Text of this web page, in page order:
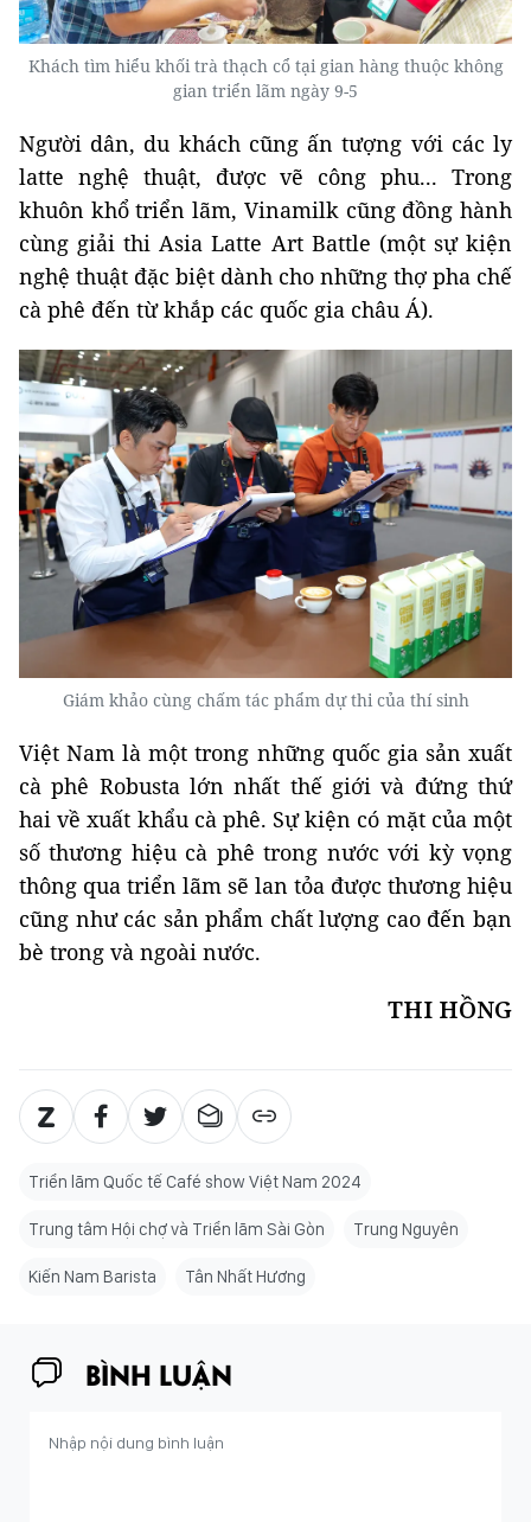
Khách tìm hiểu khối trà thạch cổ tại gian hàng thuộc không
gian triển lãm ngày 9-5
Người dân, du khách cũng ấn tượng với các ly
latte nghệ thuật, được vẽ công phu... Trong
khuôn khổ triển lãm, Vinamilk cũng đồng hành
cùng giải thi Asia Latte Art Battle (một sự kiện
nghệ thuật đặc biệt dành cho những thợ pha chế
cà phê đến từ khắp các quốc gia châu Á).
Giám khảo cùng chấm tác phẩm dự thi của thí sinh
Việt Nam là một trong những quốc gia sản xuất
cà phê Robusta lớn nhất thế giới và đứng thứ
hai về xuất khẩu cà phê. Sự kiện có mặt của một
số thương hiệu cà phê trong nước với kỳ vọng
thông qua triển lãm sẽ lan tỏa được thương hiệu
cũng như các sản phẩm chất lượng cao đến bạn
bè trong và ngoài nước.
THI HỒNG
Triển lãm Quốc tế Café show Việt Nam 2024
Trung tâm Hội chợ và Triển lãm Sài Gòn Trung Nguyên
Kiến Nam Barista Tân Nhất Hương
BÌNH LUẬN